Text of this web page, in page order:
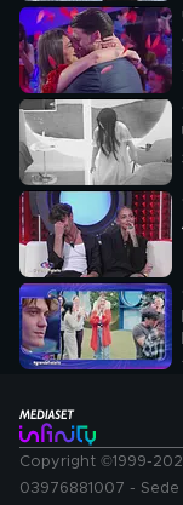
Copyright ©1999-
03976881007 -